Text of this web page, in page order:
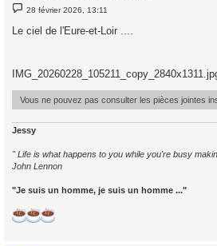
M
e
s
28 février 2026, 13:11
Le ciel de l'Eure-et-Loir ....
Vous ne pouvez pas consulter les pièces jointes
Jessy
" Life is what happens to you while you're busy
John Lennon
"Je suis un homme, je suis un homme ..."